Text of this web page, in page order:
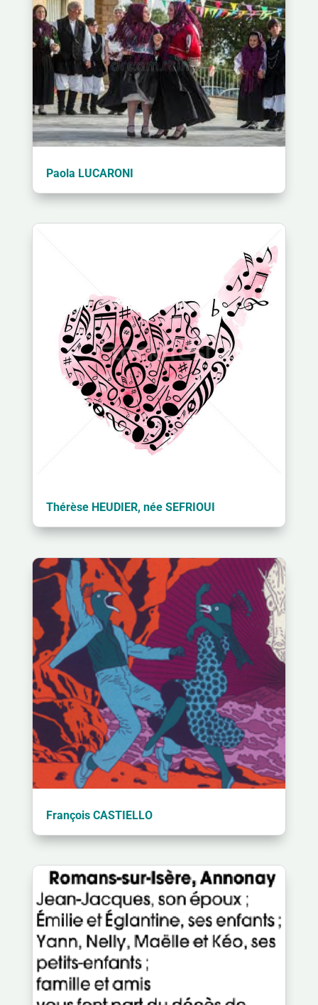
Paola LUCARONI
Thérèse HEUDIER, née SEFRIOUI
François CASTIELLO